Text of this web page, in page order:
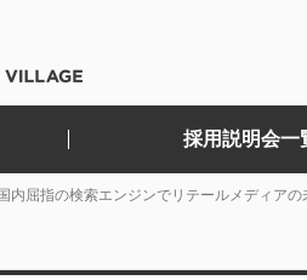
採用説明会一
内屈指の検索エンジンでリテールメディア